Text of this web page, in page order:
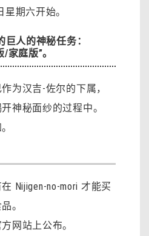
期六开始。
巨人的神秘任务：
庭版”。
为汉吉-佐尔的下属，
神秘面纱的过程中。
Nijigen-no-mori 才能买
。
网站上公布。